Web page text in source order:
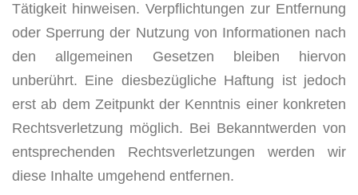
Tätigkeit hinweisen. Verpflichtungen zur Entfernung
oder Sperrung der Nutzung von Informationen nach
den allgemeinen Gesetzen bleiben hiervon
unberührt. Eine diesbezügliche Haftung ist jedoch
erst ab dem Zeitpunkt der Kenntnis einer konkreten
Rechtsverletzung möglich. Bei Bekanntwerden von
entsprechenden Rechtsverletzungen werden wir
diese Inhalte umgehend entfernen.